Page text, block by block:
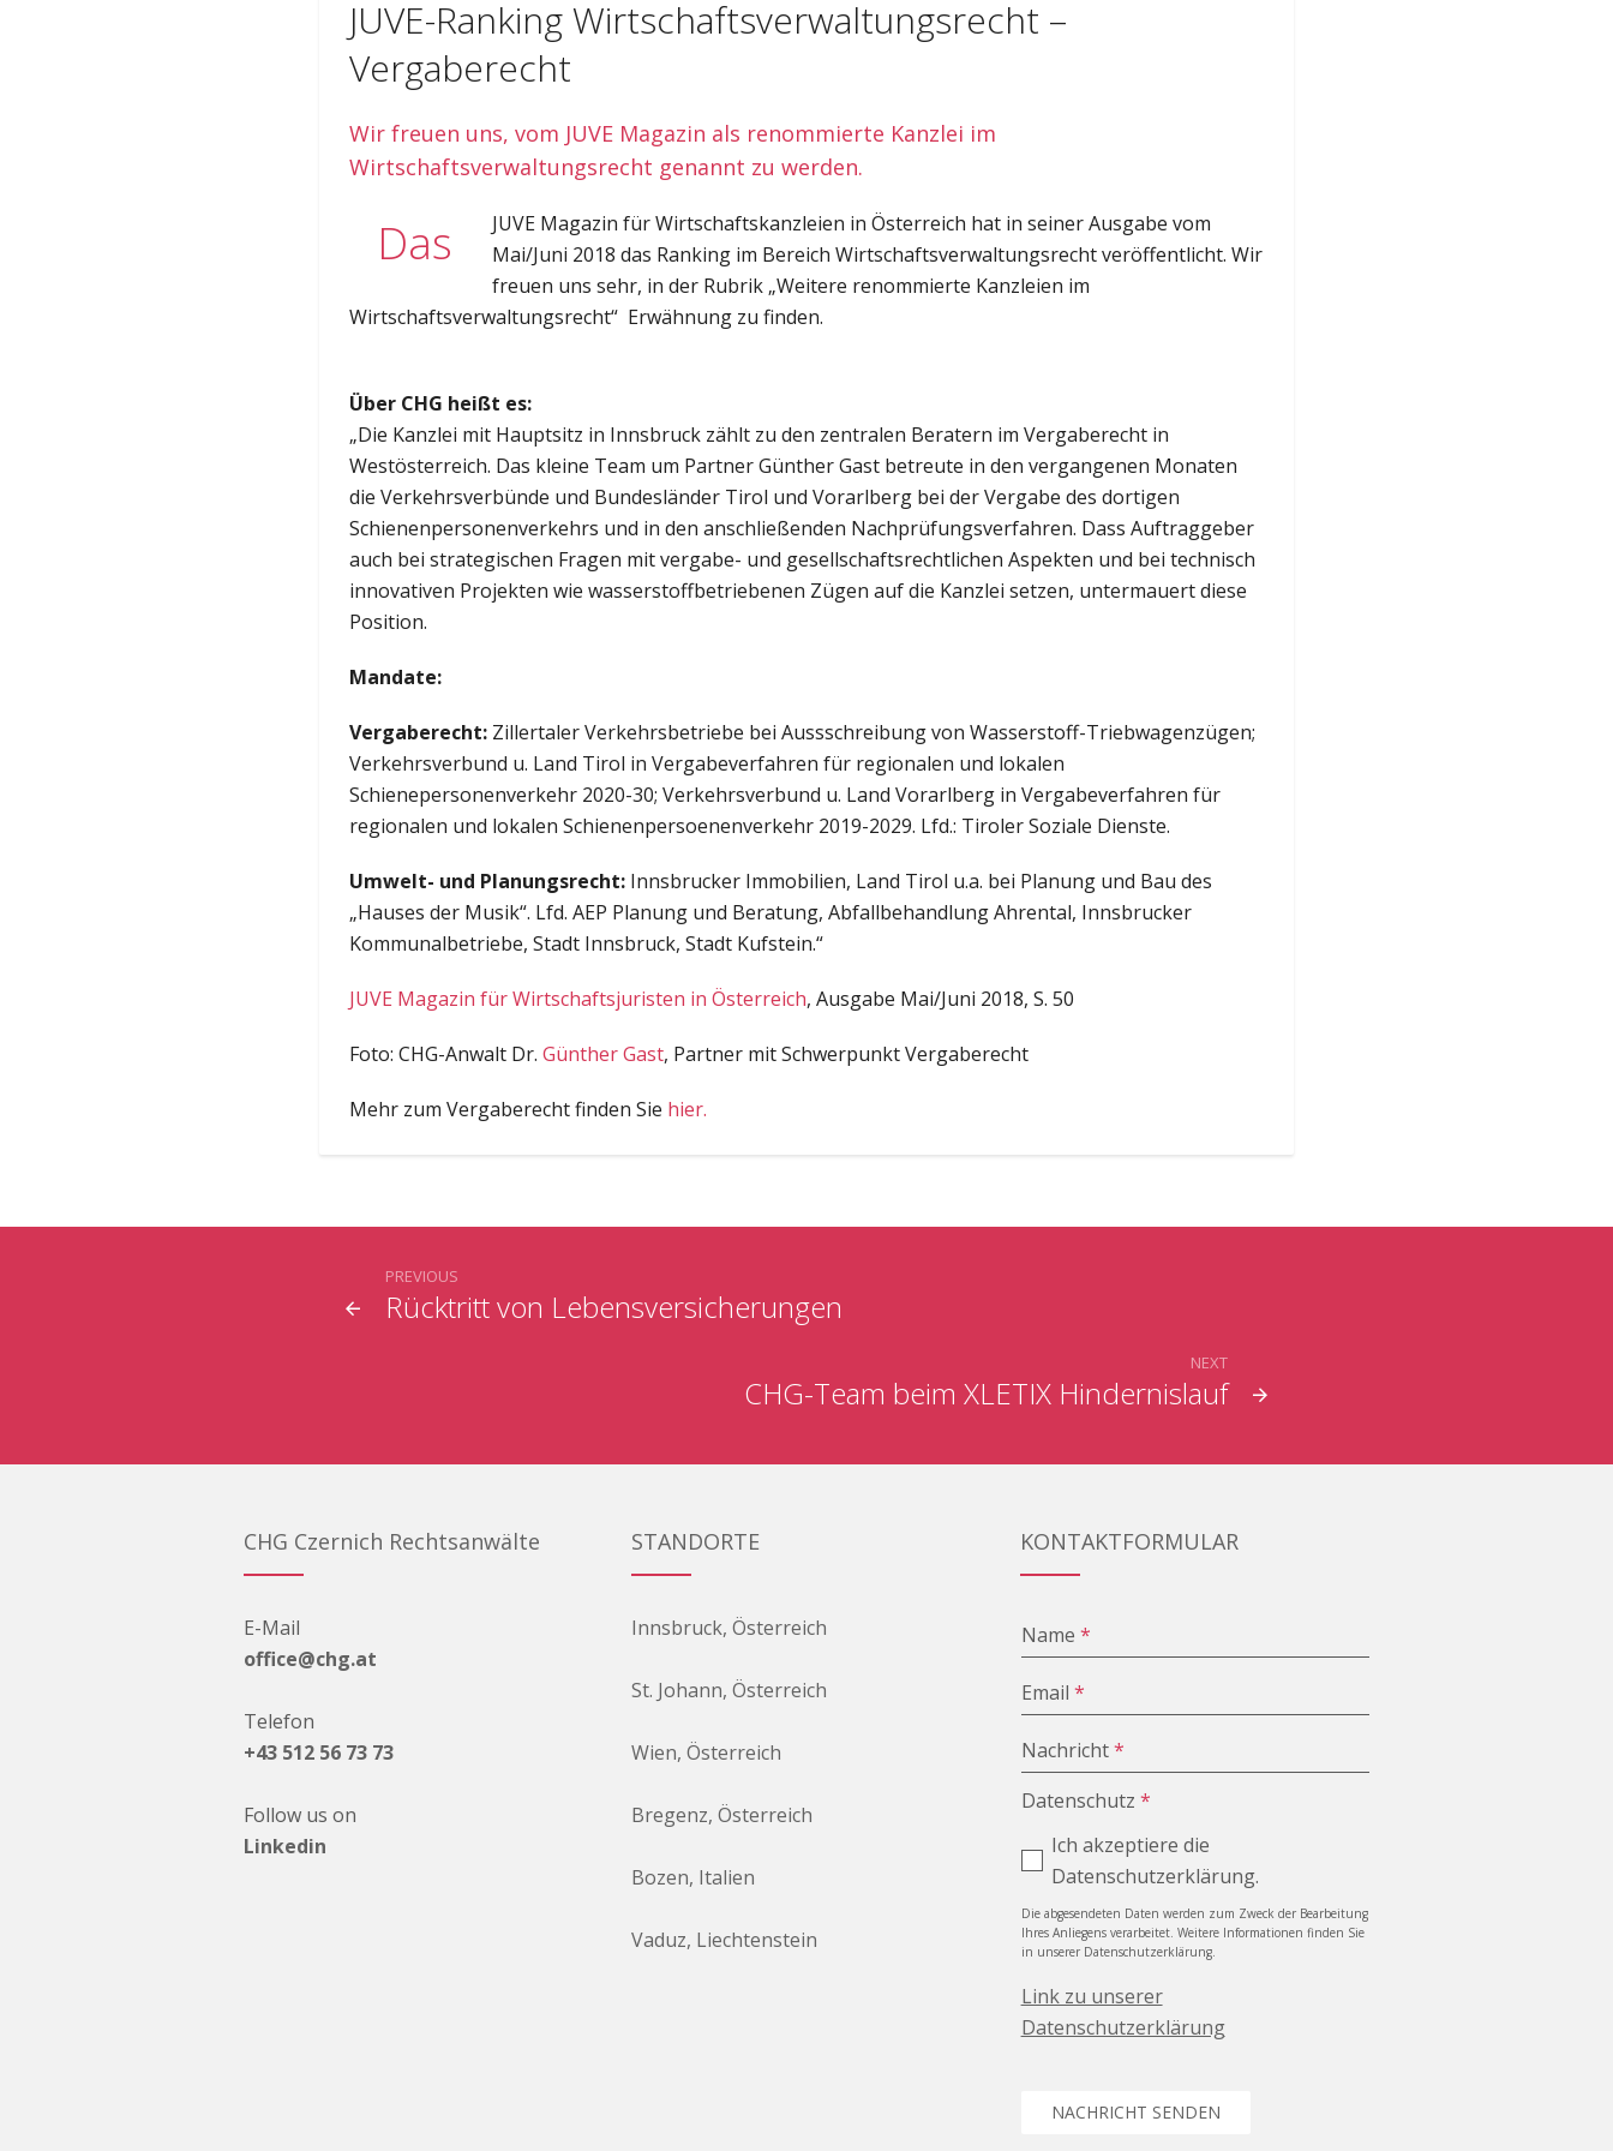
JUVE-Ranking Wirtschaftsverwaltungsrecht –
Vergaberecht
Wir freuen uns, vom JUVE Magazin als renommierte Kanzlei im
Wirtschaftsverwaltungsrecht genannt zu werden.
Das
JUVE Magazin für Wirtschaftskanzleien in Österreich hat in seiner Ausgabe vom
Mai/Juni 2018 das Ranking im Bereich Wirtschaftsverwaltungsrecht veröffentlicht. Wir
freuen uns sehr, in der Rubrik „Weitere renommierte Kanzleien im
Wirtschaftsverwaltungsrecht“ Erwähnung zu finden.
Über CHG heißt es:
„Die Kanzlei mit Hauptsitz in Innsbruck zählt zu den zentralen Beratern im Vergaberecht in
Westösterreich. Das kleine Team um Partner Günther Gast betreute in den vergangenen Monaten
die Verkehrsverbünde und Bundesländer Tirol und Vorarlberg bei der Vergabe des dortigen
Schienenpersonenverkehrs und in den anschließenden Nachprüfungsverfahren. Dass Auftraggeber
auch bei strategischen Fragen mit vergabe- und gesellschaftsrechtlichen Aspekten und bei technisch
innovativen Projekten wie wasserstoffbetriebenen Zügen auf die Kanzlei setzen, untermauert diese
Position.
Mandate:
Vergaberecht:Zillertaler Verkehrsbetriebe bei Aussschreibung von Wasserstoff-Triebwagenzügen;
Verkehrsverbund u. Land Tirol in Vergabeverfahren für regionalen und lokalen
Schienepersonenverkehr 2020-30; Verkehrsverbund u. Land Vorarlberg in Vergabeverfahren für
regionalen und lokalen Schienenpersoenenverkehr 2019-2029. Lfd.: Tiroler Soziale Dienste.
Umwelt- und Planungsrecht:Innsbrucker Immobilien, Land Tirol u.a. bei Planung und Bau des
„Hauses der Musik“. Lfd. AEP Planung und Beratung, Abfallbehandlung Ahrental, Innsbrucker
Kommunalbetriebe, Stadt Innsbruck, Stadt Kufstein.“
JUVE Magazin für Wirtschaftsjuristen in Österreich, Ausgabe Mai/Juni 2018, S. 50
Foto: CHG-Anwalt Dr. Günther Gast, Partner mit Schwerpunkt Vergaberecht
Mehr zum Vergaberecht finden Sie hier.
Rücktritt von Lebensversicherungen
PREVIOUS
CHG-Team beim XLETIX Hindernislauf
NEXT
CHG Czernich Rechtsanwälte
E-Mail
office@chg.at
Telefon
+43 512 56 73 73
Follow us on
Linkedin
STANDORTE
Innsbruck, Österreich
St. Johann, Österreich
Wien, Österreich
Bregenz, Österreich
Bozen, Italien
Vaduz, Liechtenstein
KONTAKTFORMULAR
Name *
Email *
Nachricht*
Datenschutz *
Ich akzeptiere die
Datenschutzerklärung.
Die abgesendeten Daten werden zum Zweck der Bearbeitung
Ihres Anliegens verarbeitet. Weitere Informationen finden Sie
in unserer Datenschutzerklärung.
Link zu unserer
Datenschutzerklärung
NACHRICHT SENDEN